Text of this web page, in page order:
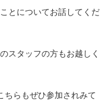
とについてお話してくだ
スタッフの方もお越しく
ちらもぜひ参加されみて